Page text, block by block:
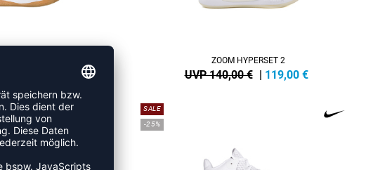
ZOOM HYPERSET 2
UVP 140,00 € | 119,00 €
SALE
-25%